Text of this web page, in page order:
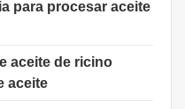
para procesar aceite
aceite de ricino
aceite